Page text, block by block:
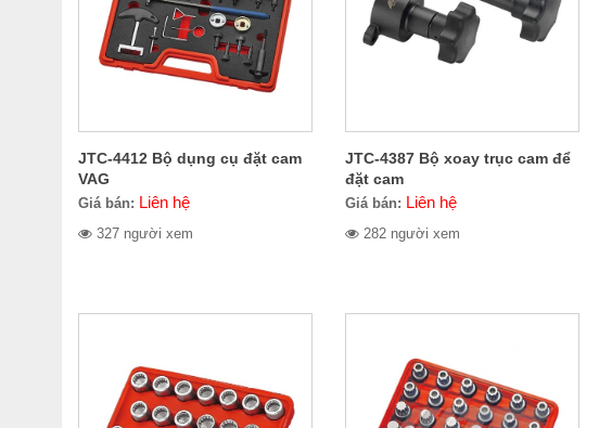
JTC-4412 Bộ dụng cụ đặt cam
VAG
Giá bán: Liên hệ
327 người xem
JTC-4387 Bộ xoay trục cam để
đặt cam
Giá bán: Liên hệ
282 người xem